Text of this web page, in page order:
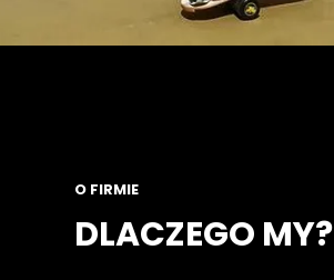
O FIRMIE
DLACZEGO MY?